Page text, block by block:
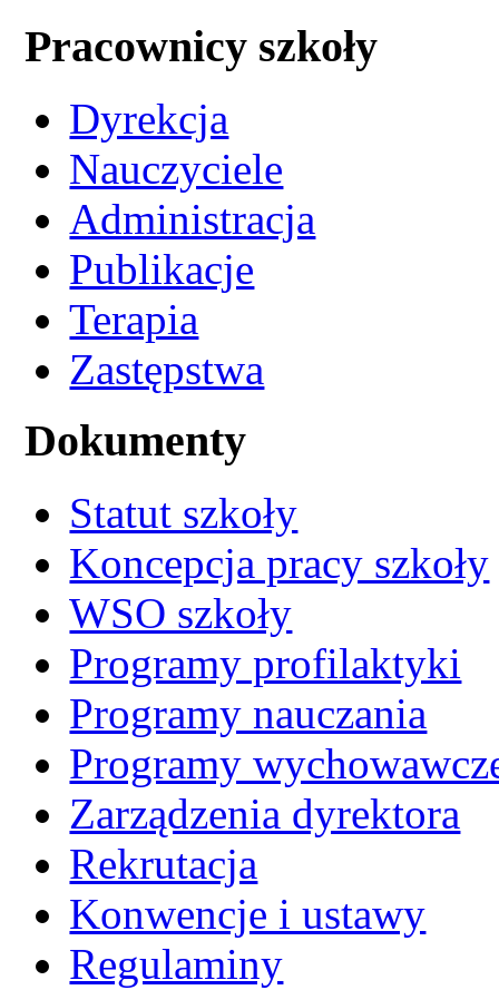
Pracownicy szkoły
Dyrekcja
Nauczyciele
Administracja
Publikacje
Terapia
Zastępstwa
Dokumenty
Statut szkoły
Koncepcja pracy szkoły
WSO szkoły
Programy profilaktyki
Programy nauczania
Programy
Zarządzenia dyrektora
Rekrutacja
Konwencje i ustawy
Regulaminy